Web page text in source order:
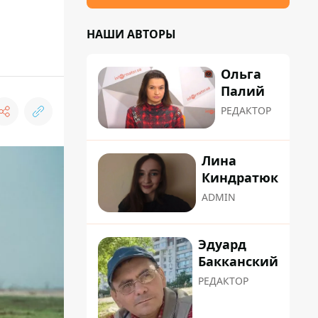
НАШИ АВТОРЫ
Ольга
Палий
РЕДАКТОР
Лина
Киндратюк
ADMIN
Эдуард
Бакканский
РЕДАКТОР